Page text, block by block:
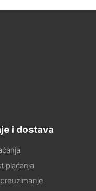
i dostava
plaćanja